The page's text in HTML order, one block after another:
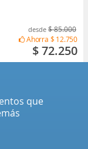
desde $ 85.000
Ahorra $ 12.750
$ 72.250
que